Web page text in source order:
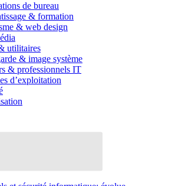
de bureau
& formation
& web design
utilitaires
& image système
& professionnels IT
d’exploitation